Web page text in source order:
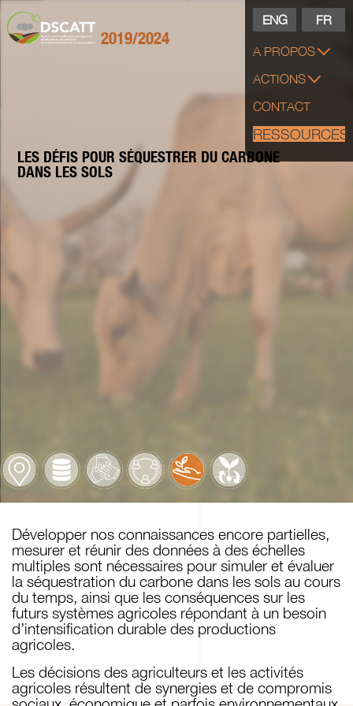
2019/2024
ENG FR
A PROPOS
ACTIONS
CONTACT
RESSOURCES
LES DÉFIS POUR SÉQUESTRER DUCARBONE
DANS LES SOLS
Développer nos connaissances encore partielles,
mesurer et réunir des données à des échelles
multiples sont nécessaires pour simuler et évaluer
la séquestration du carbone dans les sols au cours
du temps, ainsi que les conséquences sur les
futurs systèmes agricoles répondant à un besoin
d’intensification durable des productions
agricoles.
Les décisions des agriculteurs et les activités
agricoles résultent de synergies et de compromis